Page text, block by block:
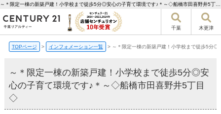
千葉 木更津
TOPページ > インフォメーション一覧 > ～＊限定一棟の新築戸建！小学校まで徒歩5分
～＊限定一棟の新築戸建！小学校まで徒歩5分◎安
心の子育て環境です♪＊～◇船橋市田喜野井5丁目
◇